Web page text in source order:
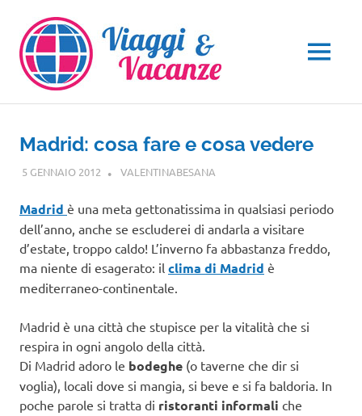
contenuto
MENU
Madrid: cosa fare e cosa vedere
5 GENNAIO 2012 VALENTINABESANA
Madrid è una meta gettonatissima in qualsiasi periodo
dell’anno, anche se escluderei di andarla a visitare
d’estate, troppo caldo! L’inverno fa abbastanza freddo,
ma niente di esagerato: il clima di Madrid è
mediterraneo-continentale.
Madrid è una città che stupisce per la vitalità che si
respira in ogni angolo della città.
Di Madrid adoro le bodeghe (o taverne che dir si
voglia), locali dove si mangia, si beve e si fa baldoria. In
poche parole si tratta di ristoranti informali che